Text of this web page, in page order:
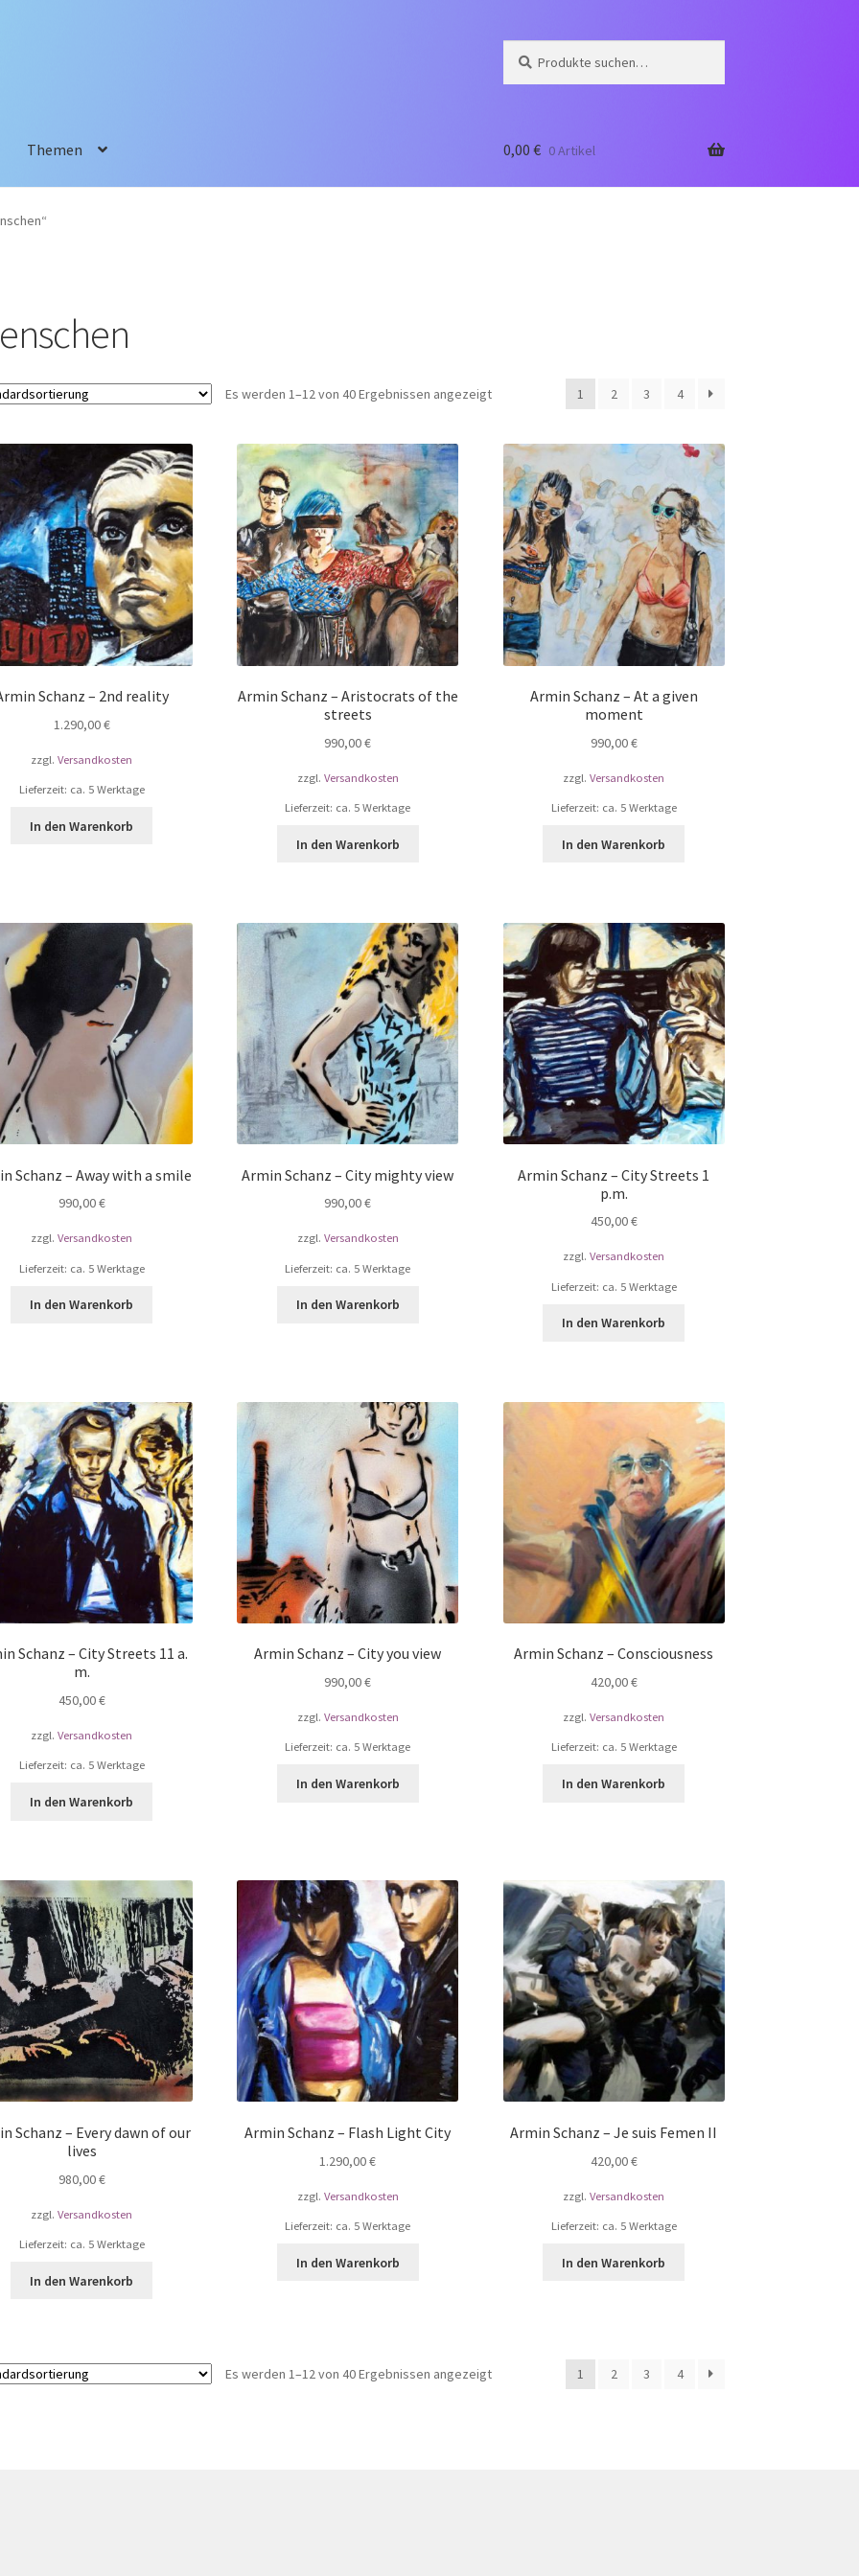
nach:
Themen 0,00 € 0 Artikel
Es werden 1–12 von 40 Ergebnissen angezeigt 1 2 3 4
Schanz – 2nd reality
1.290,00€
zzgl.Versandkosten
Lieferzeit: ca. 5 Werktage
In den Warenkorb
Armin Schanz – Aristocrats of the
streets
990,00€
zzgl. Versandkosten
Lieferzeit: ca. 5 Werktage
In den Warenkorb
Armin Schanz – At a given
moment
990,00€
zzgl.Versandkosten
Lieferzeit: ca. 5 Werktage
In den Warenkorb
Schanz – Away with a smile
990,00€
zzgl.Versandkosten
Lieferzeit: ca. 5 Werktage
In den Warenkorb
Armin Schanz – City mighty view
990,00€
zzgl. Versandkosten
Lieferzeit: ca. 5 Werktage
In den Warenkorb
Armin Schanz – City Streets 1
p.m.
450,00€
zzgl.Versandkosten
Lieferzeit: ca. 5 Werktage
In den Warenkorb
Schanz – City Streets 11 a.
m.
450,00€
zzgl.Versandkosten
Lieferzeit: ca. 5 Werktage
In den Warenkorb
Armin Schanz – City you view
990,00€
zzgl. Versandkosten
Lieferzeit: ca. 5 Werktage
In den Warenkorb
Armin Schanz – Consciousness
420,00€
zzgl.Versandkosten
Lieferzeit: ca. 5 Werktage
In den Warenkorb
Schanz – Every dawn of our
lives
980,00€
zzgl.Versandkosten
Lieferzeit: ca. 5 Werktage
In den Warenkorb
Armin Schanz – Flash Light City
1.290,00€
zzgl. Versandkosten
Lieferzeit: ca. 5 Werktage
In den Warenkorb
Armin Schanz – Je suis Femen II
420,00€
zzgl.Versandkosten
Lieferzeit: ca. 5 Werktage
In den Warenkorb
Es werden 1–12 von 40 Ergebnissen angezeigt 1 2 3 4